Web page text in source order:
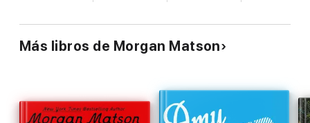
Más libros de Morgan Matson